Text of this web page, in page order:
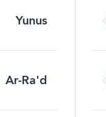
Yunus
Ar-Ra'd